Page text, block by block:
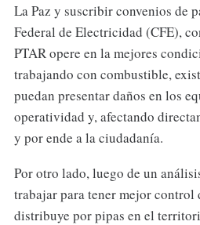
La Paz y suscribir convenios de
Federal de Electricidad (CFE),
PTAR opere en la mejores
trabajando con combustible,
puedan presentar daños en los
operatividad y, afectando
y por ende a la ciudadanía.
Por otro lado, luego de un
trabajar para tener mejor control
distribuye por pipas en el